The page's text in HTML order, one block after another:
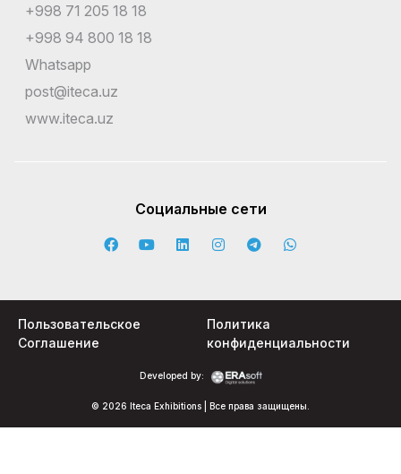
+998 71 205 18 18
+998 94 800 18 18
Whatsapp
post@iteca.uz
www.iteca.uz
Социальные сети
© 2026 Iteca Exhibitions | Все права защищены.
Developed by:
Пользовательское
Соглашение
Политика
конфиденциальности